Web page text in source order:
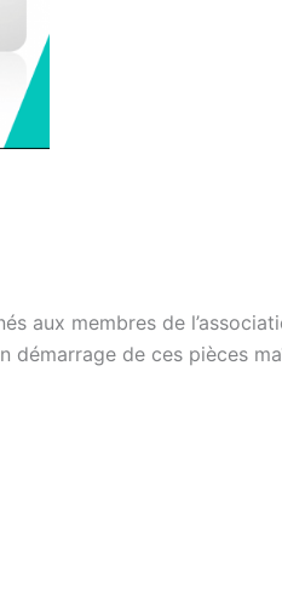
aux membres de
démarrage de ces pièces